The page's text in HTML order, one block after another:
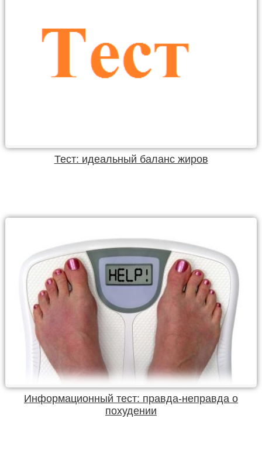
Тест: идеальный баланс жиров
Информационный тест: правда-неправда о
похудении